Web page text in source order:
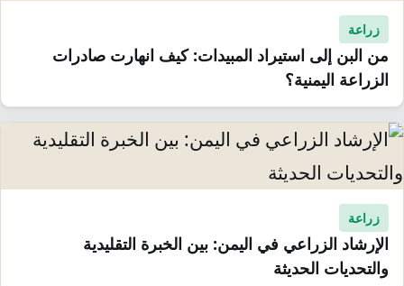
زراعة
من البن إلى استيراد المبيدات: كيف انهارت صادرات
الزراعة اليمنية؟
زراعة
الإرشاد الزراعي في اليمن: بين الخبرة التقليدية
والتحديات الحديثة